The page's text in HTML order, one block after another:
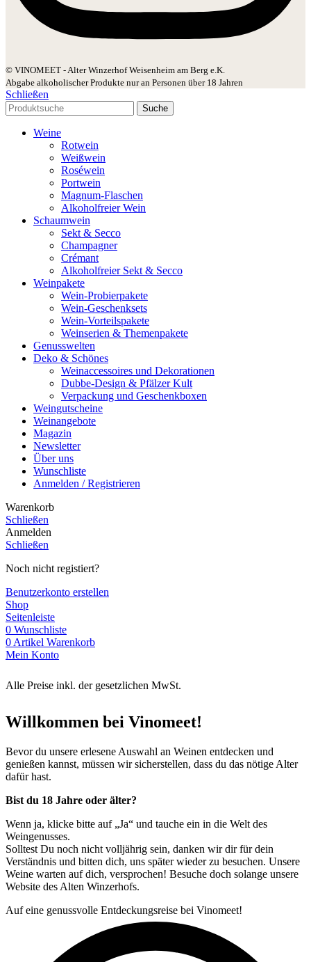
© VINOMEET - Alter Winzerhof Weisenheim am Berg e.K.
Abgabe alkoholischer Produkte nur an Personen über 18 Jahren
Schließen
Suche
Weine
Rotwein
Weißwein
Roséwein
Portwein
Magnum-Flaschen
Alkoholfreier Wein
Schaumwein
Sekt & Secco
Champagner
Crémant
Alkoholfreier Sekt & Secco
Weinpakete
Wein-Probierpakete
Wein-Geschenksets
Wein-Vorteilspakete
Weinserien & Themenpakete
Genusswelten
Deko & Schönes
Weinaccessoires und Dekorationen
Dubbe-Design & Pfälzer Kult
Verpackung und Geschenkboxen
Weingutscheine
Weinangebote
Magazin
Newsletter
Über uns
Wunschliste
Anmelden / Registrieren
Warenkorb
Schließen
Anmelden
Schließen
Noch nicht registiert?
Benutzerkonto erstellen
Shop
Seitenleiste
0 Wunschliste
0 Artikel Warenkorb
Mein Konto
Alle Preise inkl. der gesetzlichen MwSt.
Willkommen bei Vinomeet!
Bevor du unsere erlesene Auswahl an Weinen entdecken und
genießen kannst, müssen wir sicherstellen, dass du das nötige Alter
dafür hast.
Bist du 18 Jahre oder älter?
Wenn ja, klicke bitte auf „Ja“ und tauche ein in die Welt des
Weingenusses.
Solltest Du noch nicht volljährig sein, danken wir dir für dein
Verständnis und bitten dich, uns später wieder zu besuchen. Unsere
Weine warten auf dich, versprochen! Besuche doch solange unsere
Website des Alten Winzerhofs.
Auf eine genussvolle Entdeckungsreise bei Vinomeet!